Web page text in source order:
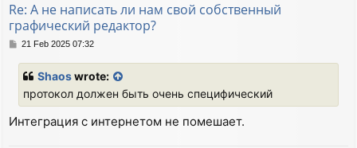
Re: А не написать ли нам свой собственный
графический редактор?
P21 Feb 2025 07:32
Shaoswrote:
протокол должен быть очень специфический
Интеграция с интернетом не помешает.